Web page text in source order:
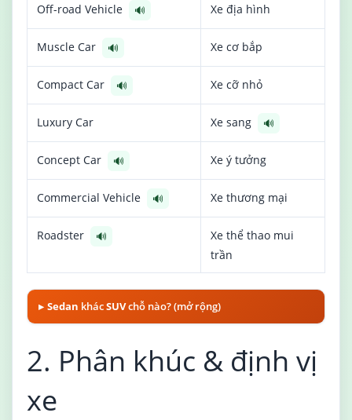
Off-road Vehicle 🔊 Xe địa hình
Muscle Car 🔊 Xe cơ bắp
Compact Car 🔊 Xe cỡ nhỏ
Luxury Car Xe sang 🔊
Concept Car 🔊 Xe ý tưởng
Commercial Vehicle 🔊 Xe thương mại
Roadster 🔊
Xe thể thao mui
trần
Sedan khácSUVchỗ nào? (mở rộng)
2. Phân khúc & định vị
xe